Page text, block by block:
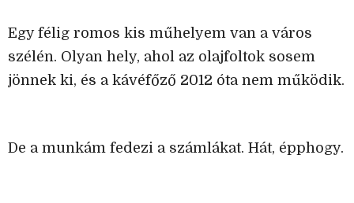
Egy félig romos kis műhelyem van a város
szélén. Olyan hely, ahol az olajfoltok sosem
jönnek ki, és a kávéfőző 2012 óta nem működik.
De a munkám fedezi a számlákat. Hát, épphogy.